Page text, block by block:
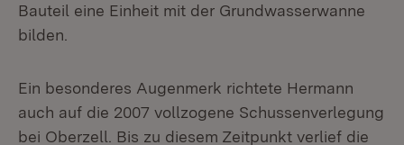
Bauteil eine Einheit mit der Grundwasserwanne
bilden.
Ein besonderes Augenmerk richtete Hermann
auch auf die 2007 vollzogene Schussenverlegung
bei Oberzell. Bis zu diesem Zeitpunkt verlief die